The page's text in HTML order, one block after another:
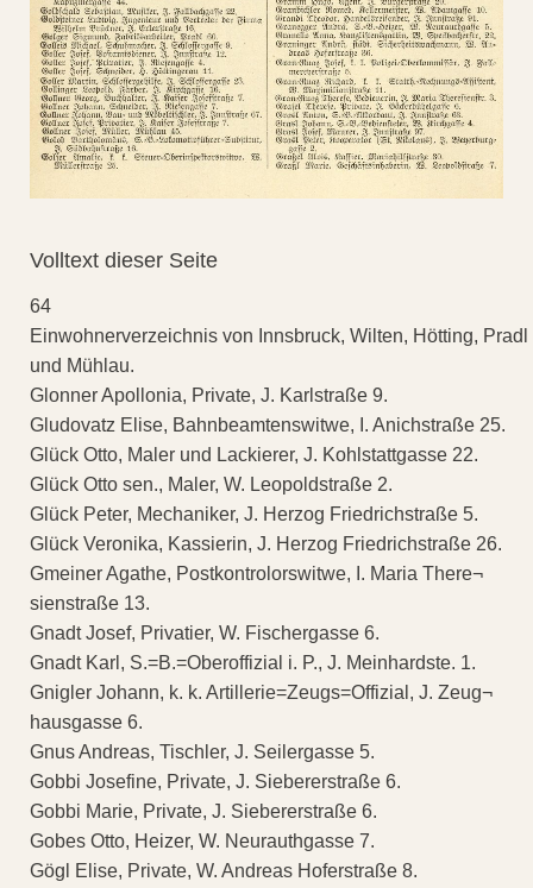
Volltext dieser Seite
64
Einwohnerverzeichnis von Innsbruck, Wilten, Hötting, Pradl
und Mühlau.
Glonner Apollonia, Private, J. Karlstraße 9.
Gludovatz Elise, Bahnbeamtenswitwe, I. Anichstraße 25.
Glück Otto, Maler und Lackierer, J. Kohlstattgasse 22.
Glück Otto sen., Maler, W. Leopoldstraße 2.
Glück Peter, Mechaniker, J. Herzog Friedrichstraße 5.
Glück Veronika, Kassierin, J. Herzog Friedrichstraße 26.
Gmeiner Agathe, Postkontrolorswitwe, I. Maria There¬
sienstraße 13.
Gnadt Josef, Privatier, W. Fischergasse 6.
Gnadt Karl, S.=B.=Oberoffizial i. P., J. Meinhardste. 1.
Gnigler Johann, k. k. Artillerie=Zeugs=Offizial, J. Zeug¬
hausgasse 6.
Gnus Andreas, Tischler, J. Seilergasse 5.
Gobbi Josefine, Private, J. Siebererstraße 6.
Gobbi Marie, Private, J. Siebererstraße 6.
Gobes Otto, Heizer, W. Neurauthgasse 7.
Gögl Elise, Private, W. Andreas Hoferstraße 8.